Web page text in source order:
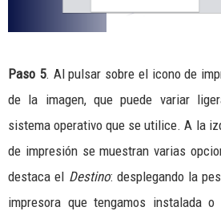
Paso 5. Al pulsar sobre el icono de
de la imagen, que puede variar
sistema operativo que se utilice. A la
de impresión se muestran varias
destaca el Destino: desplegando la
impresora que tengamos instalada